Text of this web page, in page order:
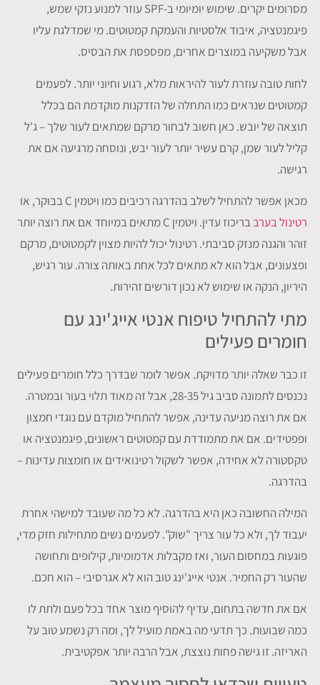
מסרומים יקרים. שימוש יומיומי ב-SPF עוזר למנוע נזקי שמש,
פיגמנטציה, איבוד אלסטיות והעמקת קמטוטים. מי שמדלגת עליו
אבל משקיעה במוצרים אחרים, מפספסת את הבסיס.
לחות טובה עוזרת לעור להיראות מלא, רגוע וחיוני יותר. לפעמים
קמטוטים שנראים כמו התחלה של הזדקנות מוקדמת הם בכלל
תוצאה של יובש. כאן חשוב לבחור מרקם שמתאים לעור שלך – ג'ל
קליל לעור שמן, קרם עשיר יותר לעור יבש, ונוסחה מרגיעה אם את
רגישה.
מכאן אפשר להתחיל לשלב בהדרגה רכיבים כמו ויטמין C בבוקר, או
רטינול בערב
בריכוז עדין. ויטמין C מתאים במיוחד אם את רוצה יותר
זוהר והגנה מנזק סביבתי. רטינול יכול להיות מצוין לקמטוטים, מרקם
ופצעונים, אבל הוא לא מתאים לכל אחת באותה צורה. עור רגיש,
היריון, הנקה או שימוש לא נכון דורשים זהירות.
מתי להתחיל טיפוח אנטי אייג'ינג עם
חומרים פעילים
זו כבר שאלה יותר מדויקת. אפשר לומר שבדרך כלל חומרים פעילים
נכנסים לתמונה סביב גיל 28-35, אבל זה מאוד תלוי בעור ובמטרה.
אם את רוצה מניעה עדינה, אפשר להתחיל מוקדם עם נוגדי חמצון
ופפטידים. אם את מתמודדת עם קמטוטים ראשונים, פיגמנטציה או
טקסטורה לא אחידה, אפשר לשקול רטינואידים או חומצות עדינות –
בהדרגה.
המילה החשובה כאן היא בהדרגה. לא כל מה שעובד למישהי אחרת
יעבוד לך, ולא כל עור צריך "שוק". לפעמים נשים מתחילות חזק מדי,
פוגעות במחסום העור, ואז מקבלות אדמומיות, קילופים ותחושה
שהעור רק החמיר. אנטי אייג'ינג טוב הוא לא אגרסיבי – הוא חכם.
אם את חדשה בתחום, עדיף להוסיף מוצר אחד בכל פעם ולתת לו
כמה שבועות. כך תדעי מה באמת מועיל לך, ומה רק נשמע טוב על
האריזה. זו גישה פחות נוצצת, אבל הרבה יותר אפקטיבית.